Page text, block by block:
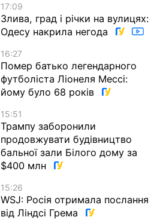
17:09
Злива, град і річки на вулицях:
Одесу накрила негода
16:27
Помер батько легендарного
футболіста Ліонеля Мессі:
йому було 68 років
15:51
Трампу заборонили
продовжувати будівництво
бальної зали Білого дому за
$400 млн
15:26
WSJ: Росія отримала послання
від Ліндсі Грема